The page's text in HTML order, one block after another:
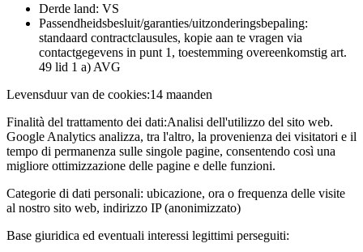
Derde land: VS
Passendheidsbesluit/garanties/uitzonderingsbepaling:
standaard contractclausules, kopie aan te vragen via
contactgegevens in punt 1, toestemming overeenkomstig art.
49 lid 1 a) AVG
Levensduur van de cookies:14 maanden
Finalità del trattamento dei dati:Analisi dell'utilizzo del sito web.
Google Analytics analizza, tra l'altro, la provenienza dei visitatori e il
tempo di permanenza sulle singole pagine, consentendo così una
migliore ottimizzazione delle pagine e delle funzioni.
Categorie di dati personali: ubicazione, ora o frequenza delle visite
al nostro sito web, indirizzo IP (anonimizzato)
Base giuridica ed eventuali interessi legittimi perseguiti: